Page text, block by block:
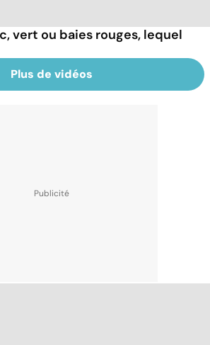
vert ou baies rouges, lequel
Plus de vidéos